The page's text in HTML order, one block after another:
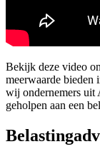
Bekijk deze video
meerwaarde bieden
wij ondernemers uit
geholpen aan een